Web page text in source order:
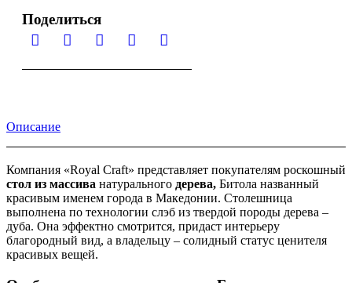
Поделиться
Описание
Компания «Royal Craft» представляет покупателям роскошный
стол из массива натурального дерева, Битола названный
красивым именем города в Македонии. Столешница
выполнена по технологии слэб из твердой породы дерева –
дуба. Она эффектно смотрится, придаст интерьеру
благородный вид, а владельцу – солидный статус ценителя
красивых вещей.